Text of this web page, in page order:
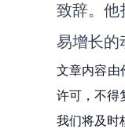
致辞。他
易增长的
文章内容由
许可，不得
我们将及时